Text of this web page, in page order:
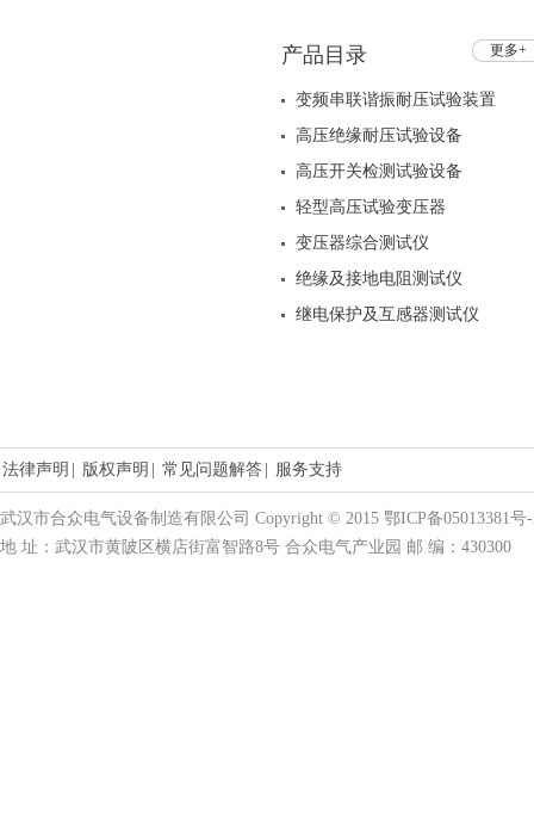
更多+
产品目录
变频串联谐振耐压试验装置
高压绝缘耐压试验设备
高压开关检测试验设备
轻型高压试验变压器
变压器综合测试仪
绝缘及接地电阻测试仪
继电保护及互感器测试仪
法律声明 版权声明 常见问题解答 服务支持
武汉市合众电气设备制造有限公司 Copyright © 2015 鄂ICP备05013381号
地 址：武汉市黄陂区横店街富智路8号 合众电气产业园 邮 编：430300